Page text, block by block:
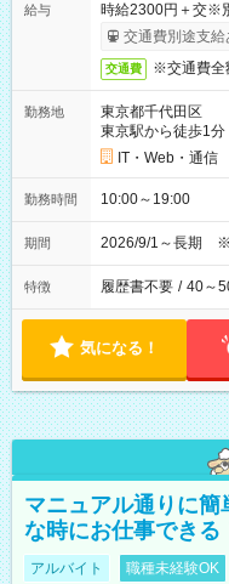
給与
時給2300円＋交※
交通費別途支給
交通費 ※交通費全
勤務地
東京都千代田区
東京駅から徒歩1分
IT・Web・通信
勤務時間 10:00～19:00
期間 2026/9/1～長期
特徴 履歴書不要 / 40～
気になる！
マニュアル通りに
な時にお仕事でき
アルバイト 職種未経験OK